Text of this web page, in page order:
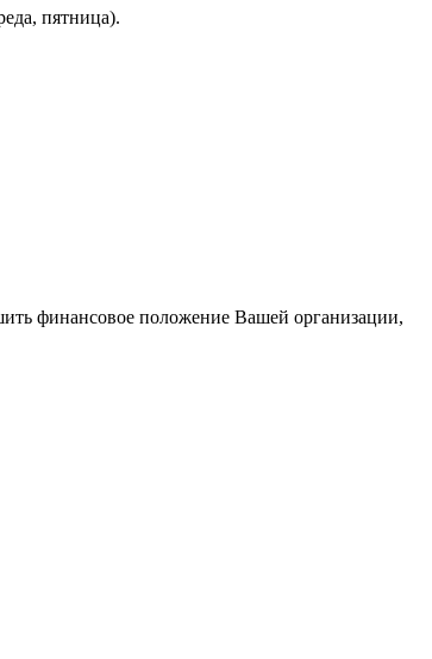
пятница).
финансовое положение Вашей организации,